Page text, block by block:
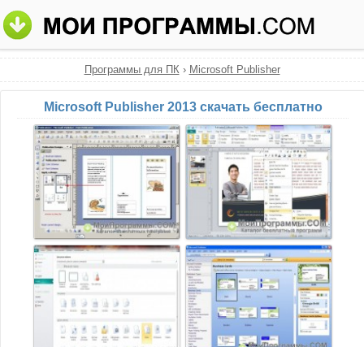
Программы для ПК› Microsoft Publisher
Microsoft Publisher 2013 скачать бесплатно